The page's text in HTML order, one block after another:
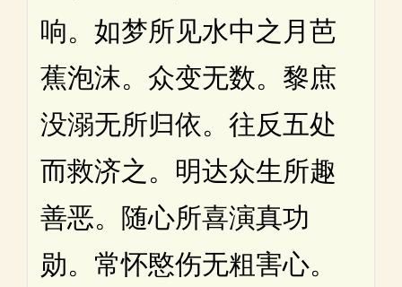
响。如梦所见水中之月芭
蕉泡沫。众变无数。黎庶
没溺无所归依。往反五处
而救济之。明达众生所趣
善恶。随心所喜演真功
勋。常怀愍伤无粗害心。